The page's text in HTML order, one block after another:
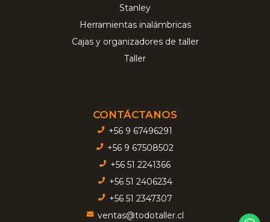
Stanley
Herramientas inalámbricas
Cajas y organizadores de taller
Taller
CONTÁCTANOS
+56 9 67496291
+56 9 67508502
+56 51 2241366
+56 51 2406234
+56 51 2347307
ventas@todotaller.cl